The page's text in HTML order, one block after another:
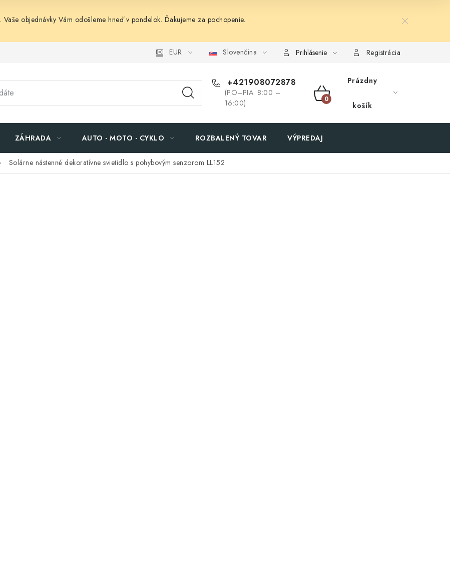
. Vaše objednávky Vám odošleme hneď v pondelok. Ďakujeme za pochopenie.
EUR Slovenčina Prihlásenie Registrácia
+421908072878
(PO–PIA: 8:00 –
16:00)
NÁKUPNÝ
Prázdny
košík
ZÁHRADA AUTO - MOTO - CYKLO ROZBALENÝ TOVAR VÝPREDAJ
Solárne nástenné dekoratívne svietidlo s pohybovým senzorom LL152